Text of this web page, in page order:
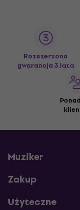
Rozszerzona
gwarancja 3 lata
Muziker
Zakup
Użyteczne